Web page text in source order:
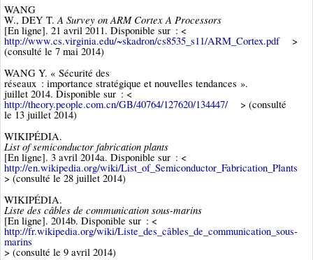
WANG
W., DEY T.A Survey on ARM Cortex A Processors
[En ligne]. 21 avril 2011. Disponible sur : <
http://www.cs.virginia.edu/~skadron/cs8535_s11/ARM_Cortex.pdf >
(consulté le 7 mai 2014)
WANG Y. « Sécurité des
réseaux : importance stratégique et nouvelles tendances ».
juillet 2014. Disponible sur : <
http://theory.people.com.cn/GB/40764/127620/134447/ > (consulté
le 13 juillet 2014)
WIKIPÉDIA.
List of semiconductor fabrication plants
[En ligne]. 3 avril 2014a. Disponible sur : <
http://en.wikipedia.org/wiki/List_of_Semiconductor_Fabrication_Plants
> (consulté le 28 juillet 2014)
WIKIPÉDIA.
Liste des câbles de communication sous-marins
[En ligne]. 2014b. Disponible sur : <
http://fr.wikipedia.org/wiki/Liste_des_câbles_de_communication_sous-
marins
> (consulté le 9 avril 2014)